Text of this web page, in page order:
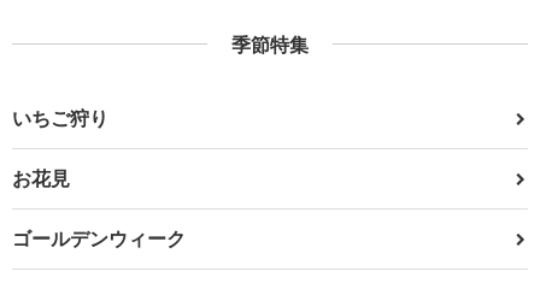
季節特集
いちご狩り
お花見
ゴールデンウィーク